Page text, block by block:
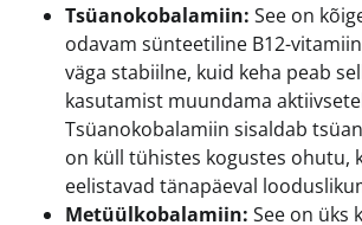
Tsüanokobalamiin: See on
odavam sünteetiline B12-
väga stabiilne, kuid keha peab
kasutamist muundama
Tsüanokobalamiin sisaldab
on küll tühistes kogustes ohutu,
eelistavad tänapäeval
Metüülkobalamiin: See on üks